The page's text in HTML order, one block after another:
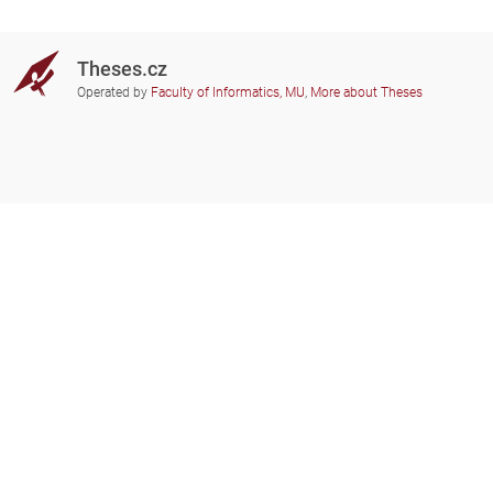
Theses.cz
Operated by Faculty of Informatics, MU, More about Theses